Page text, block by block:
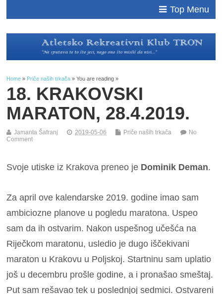
Top Menu
Home » Priče naših trkača » You are reading »
18. KRAKOVSKI
MARATON, 28.4.2019.
Jamanta Šafranj 2019-05-06 Priče naših trkača
No
Comment
Svoje utiske iz Krakova preneo je Dominik Deman.
Za april ove kalendarske 2019. godine imao sam
ambiciozne planove u pogledu maratona. Uspeo
sam da ih ostvarim. Nakon uspešnog učešća na
Riječkom maratonu, usledio je dugo iščekivani
maraton u Krakovu u Poljskoj. Startninu sam uplatio
još u decembru prošle godine, a i pronašao smeštaj.
Put sam rešavao tek u poslednjoj sedmici. Ostvareni